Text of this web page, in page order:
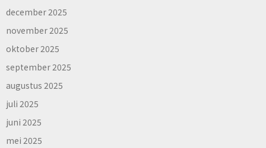
december 2025
november 2025
oktober 2025
september 2025
augustus 2025
juli 2025
juni 2025
mei 2025